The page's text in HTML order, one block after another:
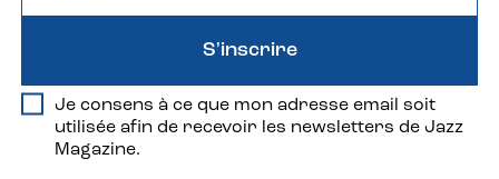
Je consens à ce que mon adresse email soit
utilisée afin de recevoir les newsletters de Jazz
Magazine.
S'inscrire